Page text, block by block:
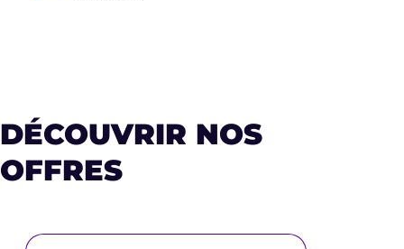
DÉCOUVRIR NOS
OFFRES